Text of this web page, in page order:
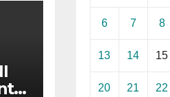
6 7 8
13 14 15
20 21 22